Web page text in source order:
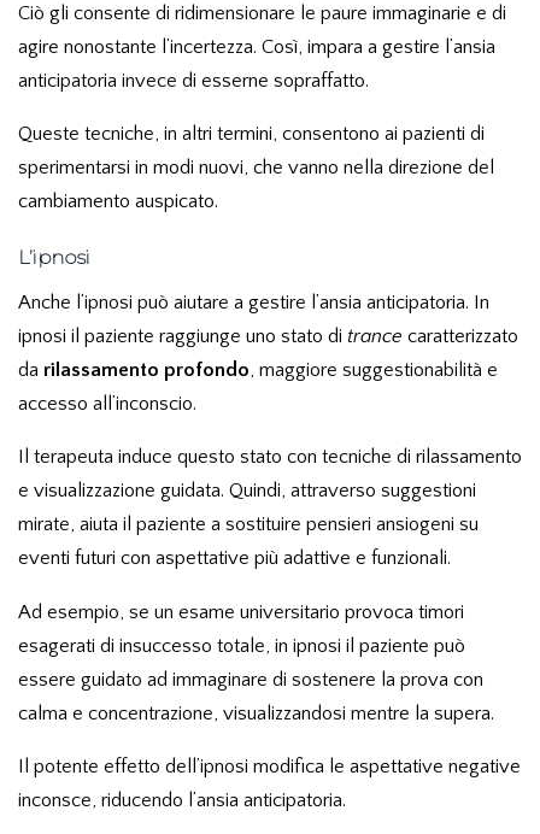
Ciò gli consente di ridimensionare le paure immaginarie e di
agire nonostante l’incertezza. Così, impara a gestire l’ansia
anticipatoria invece di esserne sopraffatto.
Queste tecniche, in altri termini, consentono ai pazienti di
sperimentarsi in modi nuovi, che vanno nella direzione del
cambiamento auspicato.
L’ipnosi
Anche l’ipnosi può aiutare a gestire l’ansia anticipatoria. In
ipnosi il paziente raggiunge uno stato di trance caratterizzato
da rilassamento profondo, maggiore suggestionabilità e
accesso all’inconscio.
Il terapeuta induce questo stato con tecniche di rilassamento
e visualizzazione guidata. Quindi, attraverso suggestioni
mirate, aiuta il paziente a sostituire pensieri ansiogeni su
eventi futuri con aspettative più adattive e funzionali.
Ad esempio, se un esame universitario provoca timori
esagerati di insuccesso totale, in ipnosi il paziente può
essere guidato ad immaginare di sostenere la prova con
calma e concentrazione, visualizzandosi mentre la supera.
Il potente effetto dell’ipnosi modifica le aspettative negative
inconsce, riducendo l’ansia anticipatoria.